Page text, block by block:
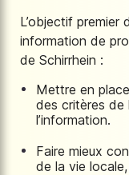
L’objectif premier
information de
de Schirrhein :
Mettre en
des critères de
l’information.
Faire mieux
de la vie